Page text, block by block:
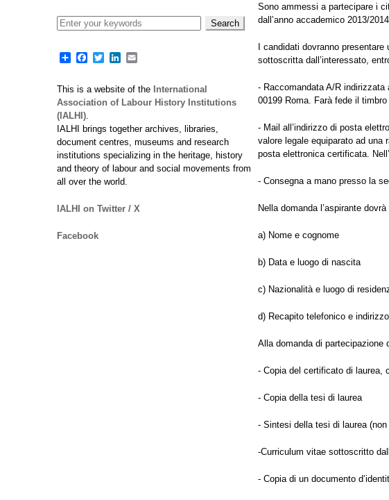
Sono ammessi a partecipare i
dall’anno accademico 2013/2014.
I candidati dovranno
sottoscritta dall’interessato,
- Raccomandata A/R
00199 Roma. Farà fede il
- Mail all’indirizzo di posta
valore legale equiparato ad una
posta elettronica certificata.
- Consegna a mano presso la
Nella domanda l’aspirante
a) Nome e cognome
b) Data e luogo di nascita
c) Nazionalità e luogo di
d) Recapito telefonico e indirizzo
Alla domanda di partecipazione
- Copia del certificato di laurea,
- Copia della tesi di laurea
- Sintesi della tesi di laurea
-Curriculum vitae sottoscritto
- Copia di un documento
ShareFacebook
TwitterLinkedIn
This is a website of the International
Association of Labour History Institutions
(IALHI).
IALHI brings together archives, libraries,
document centres, museums and research
institutions specializing in the heritage, history
and theory of labour and social movements from
all over the world.
IALHI on Twitter / X
Facebook